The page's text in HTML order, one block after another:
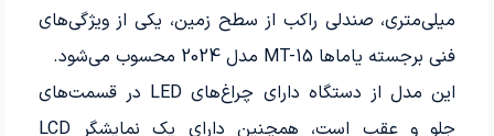
میلی‌متری، صندلی راکب از سطح زمین، یکی از ویژگی‌های
فنی برجسته یاماها MT-15 مدل 2024 محسوب می‌شود.
این مدل از دستگاه دارای چراغ‌های LED در قسمت‌های
جلو و عقب است، همچنین دارای یک نمایشگر LCD